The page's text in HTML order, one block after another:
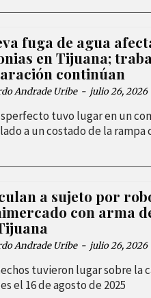
fuga de agua
en Tijuana;
continúan
Andrade Uribe - julio 26, 2026
tuvo lugar en un
a un costado de la rampa
a sujeto por
con arma
Andrade Uribe - julio 26, 2026
tuvieron lugar sobre la
el 16 de agosto de 2025